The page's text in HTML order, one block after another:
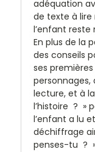
adéquation
de texte à
l’enfant
En plus de la
des conseils
ses
personnages,
lecture, et à
l’histoire ? »
l’enfant a lu
déchiffrage
penses-tu ?